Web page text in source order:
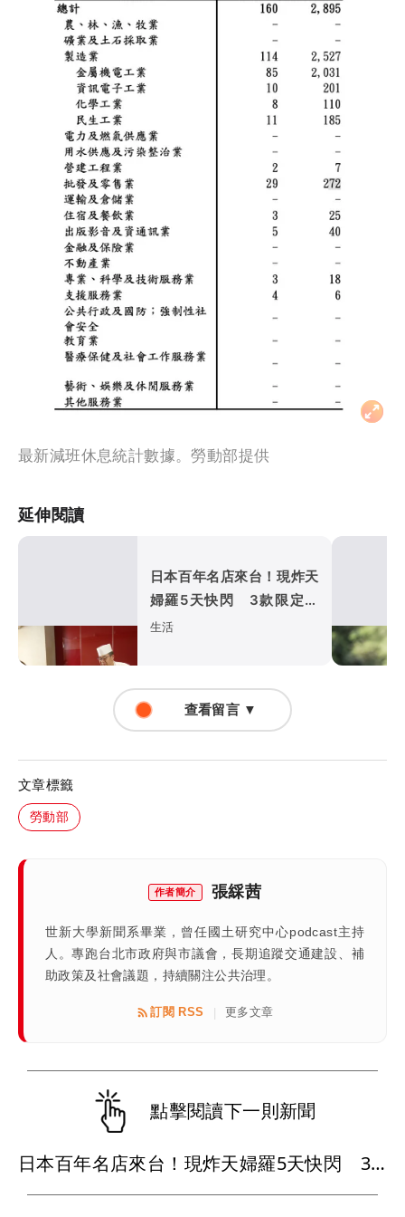
最新減班休息統計數據。勞動部提供
延伸閱讀
日本百年名店來台！現炸天
婦羅5天快閃 3款限定料
理曝光
生活
查看留言 ▼
文章標籤
勞動部
作者簡介 張綵茜
世新大學新聞系畢業，曾任國土研究中心podcast主持
人。專跑台北市政府與市議會，長期追蹤交通建設、補
助政策及社會議題，持續關注公共治理。
訂閱 RSS | 更多文章
點擊閱讀下一則新聞
日本百年名店來台！現炸天婦羅5天快閃 3款限定料理曝光